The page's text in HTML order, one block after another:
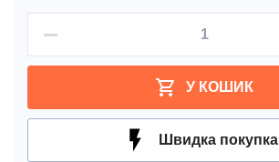
shopping_cart У КОШИК
Швидка покупка